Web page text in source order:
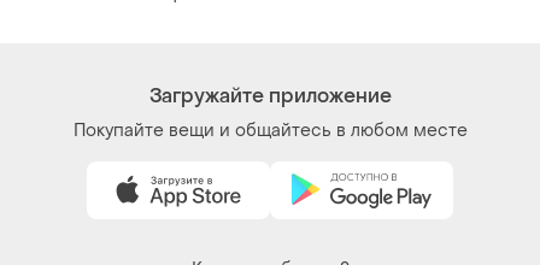
Загружайте приложение
Покупайте вещи и общайтесь в любом месте